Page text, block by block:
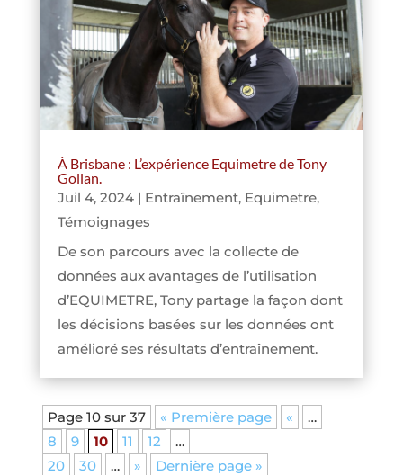
À Brisbane : L’expérience Equimetre de Tony
Gollan.
Juil 4, 2024| Entraînement, Equimetre,
Témoignages
De son parcours avec la collecte de
données aux avantages de l’utilisation
d’EQUIMETRE, Tony partage la façon dont
les décisions basées sur les données ont
amélioré ses résultats d’entraînement.
Page 10 sur 37 « Première page «
…
8
9 10 11 12
…
20
30 … » Dernière page »